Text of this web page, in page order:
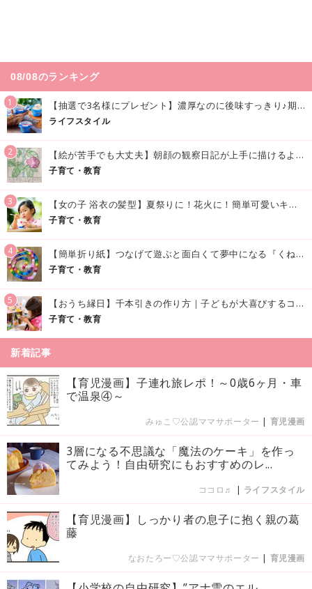
08/08のランキング
1 【抽選で3名様にプレゼント】濃厚なのに後味すっきり♪期間限定の「メイトーのなめらかプリン カルピス®入りソース」で夏を味わおう！
ライフスタイル
2 【絵が苦手でも大丈夫】朝顔の観察日記が上手に描けるようになる方法｜イラスト付き
子育て・教育
3 【女の子 浴衣の髪型】夏祭りに！花火に！簡単可愛いキッズの浴衣ヘアアレンジまとめ
子育て・教育
4 【簡単折り紙】つなげて遊ぶと面白くて夢中になる『くねくねへびさんの作り方』
子育て・教育
5 【おうち縁日】千本引きの作り方｜子どもが大喜びするコツやアイデア♪
子育て・教育
新着記事
【育児漫画】子連れ旅レポ！～0歳6ヶ月・車
で温泉④～
みゅこ♡公認ママサポーター | 育児漫画
3層になる不思議な「魔法のケーキ」を作っ
てみよう！自由研究にもおすすめのレ...
ココロ♬ | ライフスタイル
【育児漫画】しっかり者の息子に抱く親の葛
藤
なおたろー♡公認ママサポーター | 育児漫画